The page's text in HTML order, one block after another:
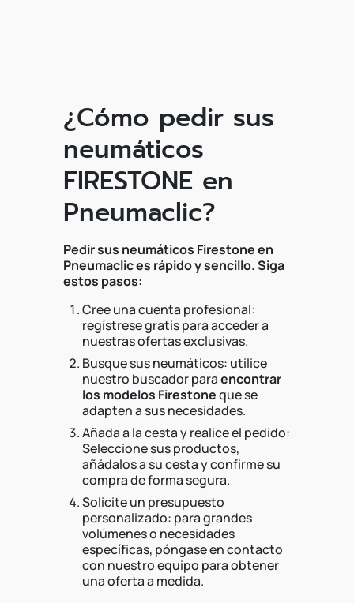
¿Cómo pedir sus
neumáticos
FIRESTONE en
Pneumaclic?
Pedir sus neumáticos Firestone en
Pneumaclic es rápido y sencillo. Siga
estos pasos:
Cree una cuenta profesional:
regístrese gratis para acceder a
nuestras ofertas exclusivas.
Busque sus neumáticos: utilice
nuestro buscador paraencontrar
los modelos Firestoneque se
adapten a sus necesidades.
Añada a la cesta y realice el pedido:
Seleccione sus productos,
añádalos a su cesta y confirme su
compra de forma segura.
Solicite un presupuesto
personalizado: para grandes
volúmenes o necesidades
específicas, póngase en contacto
con nuestro equipo para obtener
una oferta a medida.